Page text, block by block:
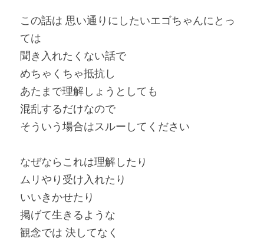
この話は 思い通りにしたいエゴちゃんにとっ
ては
聞き入れたくない話で
めちゃくちゃ抵抗し
あたまで理解しょうとしても
混乱するだけなので
そういう場合はスルーしてください
なぜならこれは理解したり
ムリやり受け入れたり
いいきかせたり
掲げて生きるような
観念では 決してなく